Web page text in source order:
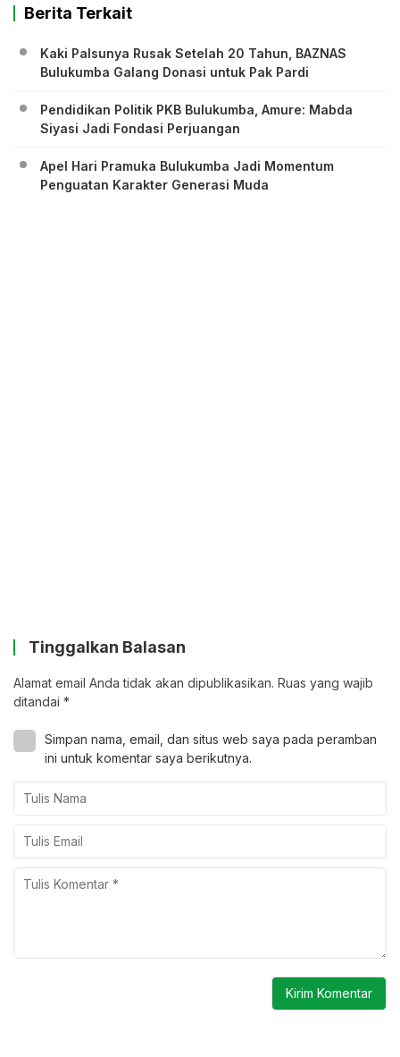
Berita Terkait
Kaki Palsunya Rusak Setelah 20 Tahun, BAZNAS
Bulukumba Galang Donasi untuk Pak Pardi
Pendidikan Politik PKB Bulukumba, Amure: Mabda
Siyasi Jadi Fondasi Perjuangan
Apel Hari Pramuka Bulukumba Jadi Momentum
Penguatan Karakter Generasi Muda
Tinggalkan Balasan
Alamat email Anda tidak akan dipublikasikan. Ruas yang wajib
ditandai *
Simpan nama, email, dan situs web saya pada peramban
ini untuk komentar saya berikutnya.